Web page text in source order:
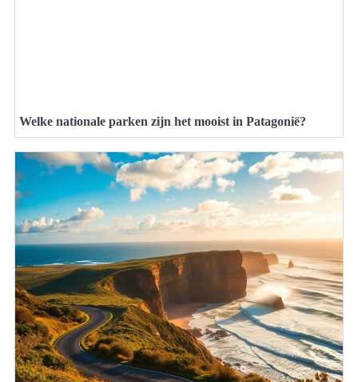
Welke nationale parken zijn het mooist in Patagonië?